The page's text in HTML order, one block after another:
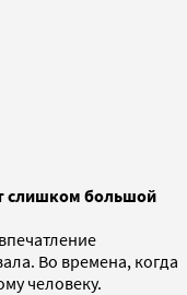
слишком большой
Во времена, когда
человеку.